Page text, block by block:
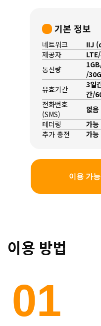
기본 정보
네트워크
IIJ
제공자
통신량
/
유효기간
3일
간/
전화번호
(SMS)
없음
테더링
가능
추가 충전
가능
이용 가
이용 방법
01